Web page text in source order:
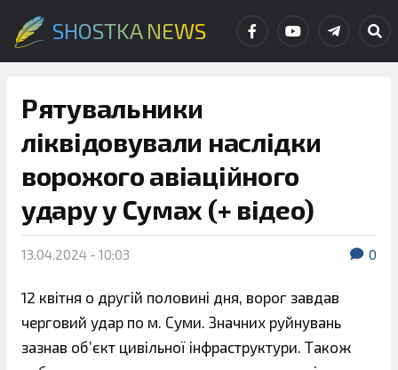
SHOSTKA NEWS
Рятувальники
ліквідовували наслідки
ворожого авіаційного
удару у Сумах (+ відео)
13.04.2024 - 10:03 0
12 квітня о другій половині дня, ворог завдав
черговий удар по м. Суми. Значних руйнувань
зазнав об’єкт цивільної інфраструктури. Також